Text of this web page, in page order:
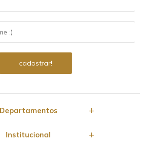
Departamentos
Institucional